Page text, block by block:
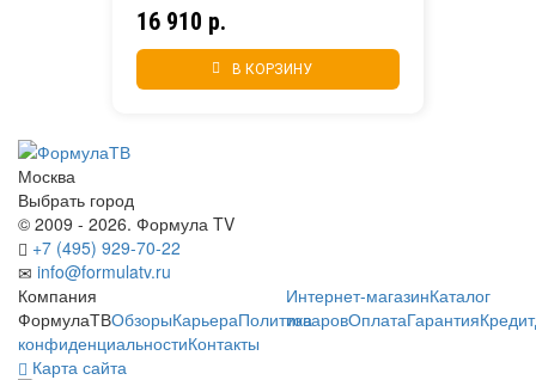
16 910 р.
В КОРЗИНУ
Москва
Выбрать город
© 2009 - 2026. Формула TV
+7 (495) 929-70-22
info@formulatv.ru
Компания
ФормулаТВОбзорыКарьераПолитика
конфиденциальностиКонтакты
Интернет-магазинКаталог
товаровОплатаГарантияКредит
Карта сайта